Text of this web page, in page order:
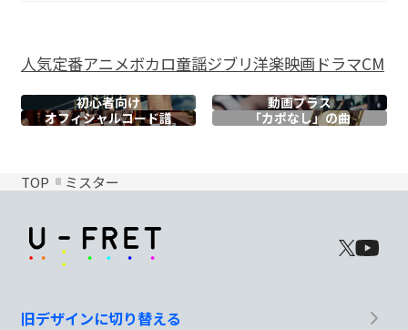
人気定番アニメボカロ童謡ジブリ洋楽映画ドラマCM
初心者向け
動画プラス
オフィシャルコード譜 「カポなし」の曲
TOP ミスター
旧デザインに切り替える